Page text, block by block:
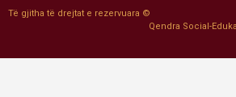
Të gjitha të drejtat e rezervuara ©
Qendra Social-